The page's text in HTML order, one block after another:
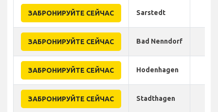
ЗАБРОНИРУЙТЕ СЕЙЧАС Sarstedt
ЗАБРОНИРУЙТЕ СЕЙЧАС Bad Nenndorf
ЗАБРОНИРУЙТЕ СЕЙЧАС Hodenhagen
ЗАБРОНИРУЙТЕ СЕЙЧАС Stadthagen